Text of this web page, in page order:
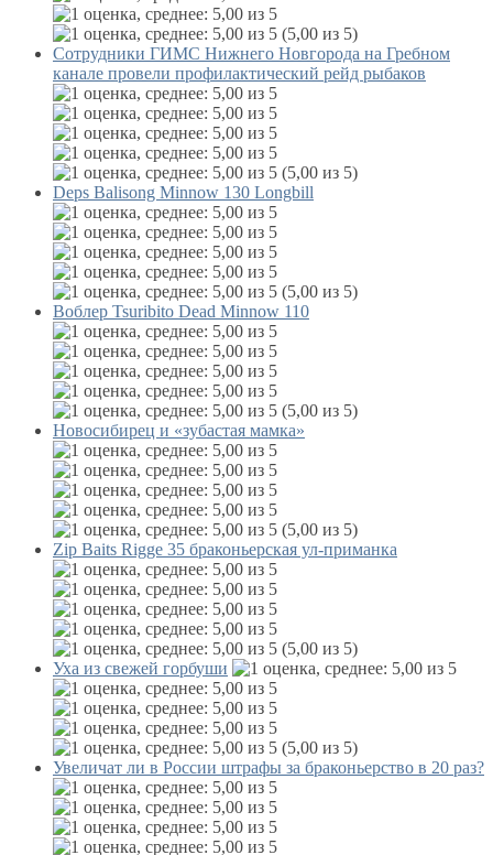
(5,00 из 5)
Сотрудники ГИМС Нижнего Новгорода на Гребном
канале провели профилактический рейд рыбаков
(5,00 из 5)
Deps Balisong Minnow 130 Longbill
(5,00 из 5)
Воблер Tsuribito Dead Minnow 110
(5,00 из 5)
Новосибирец и «зубастая мамка»
(5,00 из 5)
Zip Baits Rigge 35 браконьерская ул-приманка
(5,00 из 5)
Уха из свежей горбуши
(5,00 из 5)
Увеличат ли в России штрафы за браконьерство в 20 раз?